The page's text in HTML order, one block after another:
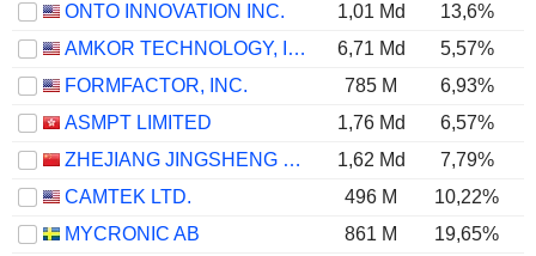
ONTO INNOVATION INC.
1,01 Md 13,6%
AMKOR TECHNOLOGY, INC.
6,71 Md 5,57%
FORMFACTOR, INC.
785 M 6,93%
ASMPT LIMITED
1,76 Md 6,57%
ZHEJIANG JINGSHENG MECHANICAL & ELECTRICAL CO., LTD.
1,62 Md 7,79%
CAMTEK LTD.
496 M 10,22%
MYCRONIC AB
861 M 19,65%